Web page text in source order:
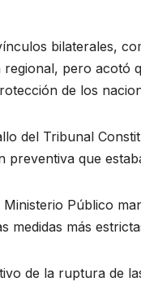
bilaterales,
pero acotó
de los
del Tribunal
preventiva que
Público
medidas más
de la ruptura de